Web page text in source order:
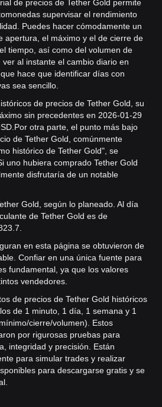
de precios de Tether Gold permite
supervisar el rendimiento
Puedes hacer cómodamente un
apertura, el máximo y el de cierre de
tiempo, así como del volumen de
al instante el cambio diario en
hace que identificar días con
sea sencillo.
de precios de Tether Gold, su
sin precedentes en 2026-01-29
Por otra parte, el punto más bajo
de Tether Gold, comúnmente
histórico de Tether Gold", se
uno hubiera comprado Tether Gold
disfrutaría de un notable
Gold, según lo planeado. Al día
de Tether Gold es de
en esta página se obtuvieron de
Confiar en una única fuente para
fundamental, ya que los valores
vendedores.
de precios de Tether Gold históricos
de 1 minuto, 1 día, 1 semana y 1
cierre/volumen). Estos
por rigurosas pruebas para
integridad y precisión. Están
para simular trades y realizar
para descargarse gratis y se